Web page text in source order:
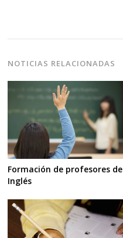
NOTICIAS RELACIONADAS
Formación de profesores de
Inglés